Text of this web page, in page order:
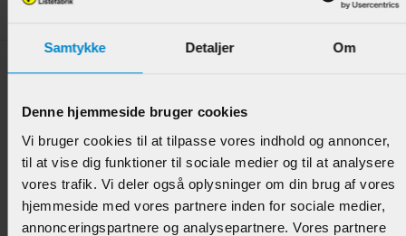
Samtykke Detaljer Om
Denne hjemmeside bruger cookies
Vi bruger cookies til at tilpasse vores indhold og annoncer,
til at vise dig funktioner til sociale medier og til at analysere
vores trafik. Vi deler også oplysninger om din brug af vores
hjemmeside med vores partnere inden for sociale medier,
annonceringspartnere og analysepartnere. Vores partnere
Skyggeliste - 9 x 35 mm Eg
Varenr.: